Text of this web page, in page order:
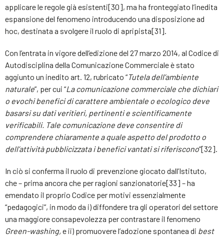
applicare le regole già esistenti[30], ma ha fronteggiato l’inedita
espansione del fenomeno introducendo una disposizione ad
hoc, destinata a svolgere il ruolo di apripista[31].
Con l’entrata in vigore dell’edizione del 27 marzo 2014, al Codice di
Autodisciplina della Comunicazione Commerciale è stato
aggiunto un inedito art. 12, rubricato “Tutela dell’ambiente
naturale”, per cui “La comunicazione commerciale che dichiari
o evochi benefici di carattere ambientale o ecologico deve
basarsi su dati veritieri, pertinenti e scientificamente
verificabili. Tale comunicazione deve consentire di
comprendere chiaramente a quale aspetto del prodotto o
dell’attività pubblicizzata i benefici vantati si riferiscono”[32].
In ciò si conferma il ruolo di prevenzione giocato dall’Istituto,
che – prima ancora che per ragioni sanzionatorie[33] – ha
emendato il proprio Codice per motivi essenzialmente
“pedagogici”, in modo da i) diffondere tra gli operatori del settore
una maggiore consapevolezza per contrastare il fenomeno
Green-washing,e ii) promuovere l’adozione spontanea di best